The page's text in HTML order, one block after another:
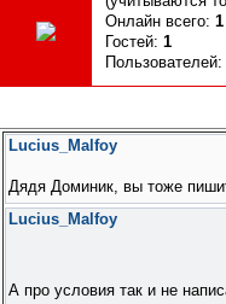
Онлайн всего: 1
Гостей: 1
Пользователей: